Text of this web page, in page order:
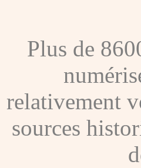
Plus de
relativement
sources